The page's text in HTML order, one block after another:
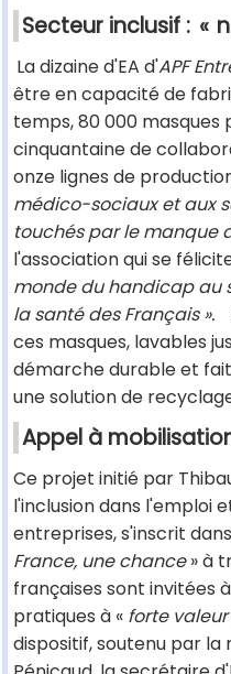
Secteur inclusif : «
La dizaine d'EA d'APF
être en capacité de
temps, 80 000 masques
cinquantaine de
onze lignes de
médico-sociaux et aux
touchés par le manque
l'association qui se
monde du handicap au
la santé des Français ».
ces masques, lavables
démarche durable et
une solution de
Appel à
Ce projet initié par
l'inclusion dans l'emploi
entreprises, s'inscrit
France, une chance» à
françaises sont invitées
pratiques à « forte
dispositif, soutenu par la